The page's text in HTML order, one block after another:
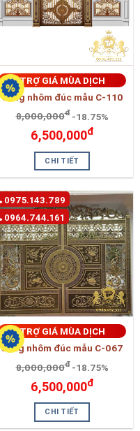
TRỢ GIÁ MÙA DỊCH
Cổng nhôm đúc mẫu C-110
8,000,000đ -18.75%
6,500,000đ
CHI TIẾT
0975.143.789
0964.744.161
TRỢ GIÁ MÙA DỊCH
Cổng nhôm đúc mẫu C-067
8,000,000đ -18.75%
6,500,000đ
CHI TIẾT